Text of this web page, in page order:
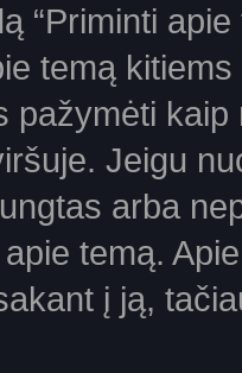
“Priminti
temą
pažymėti
Jeigu
arba
temą.
į ją,